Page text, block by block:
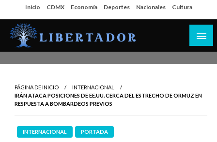
al
contenido
Inicio CDMX Economía Deportes Nacionales Cultura
PÁGINA DE INICIO
INTERNACIONAL
IRÁN ATACA POSICIONES DE EE.UU. CERCA DEL ESTRECHO DE ORMUZ EN
RESPUESTA A BOMBARDEOS PREVIOS
INTERNACIONAL PORTADA